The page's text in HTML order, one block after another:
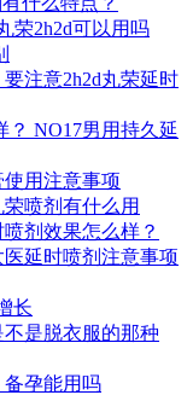
荣2h2d可以用吗
注意2h2d丸荣延时
？ NO17男用持久延
用注意事项
喷剂有什么用
剂效果怎么样？
延时喷剂注意事项
长
是脱衣服的那种
孕能用吗